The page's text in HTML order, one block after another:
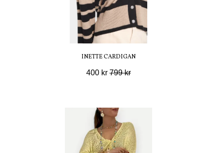
INETTE CARDIGAN
400 kr 799 kr